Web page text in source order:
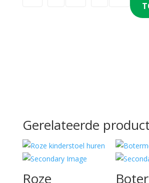
Gerelateerde
Roze